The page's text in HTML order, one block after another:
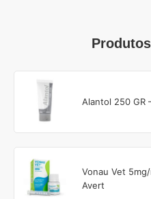
Alantol 250 GR
Vonau Vet
Avert